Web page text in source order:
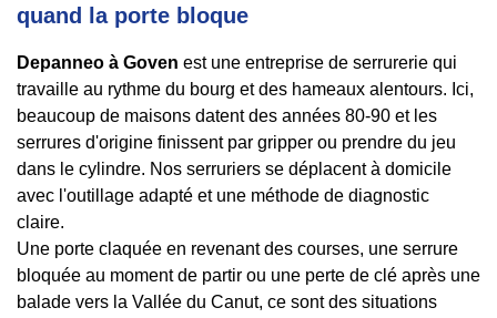
quand la porte bloque
Depanneo à Goven est une entreprise de serrurerie qui
travaille au rythme du bourg et des hameaux alentours. Ici,
beaucoup de maisons datent des années 80-90 et les
serrures d'origine finissent par gripper ou prendre du jeu
dans le cylindre. Nos serruriers se déplacent à domicile
avec l'outillage adapté et une méthode de diagnostic
claire.
Une porte claquée en revenant des courses, une serrure
bloquée au moment de partir ou une perte de clé après une
balade vers la Vallée du Canut, ce sont des situations